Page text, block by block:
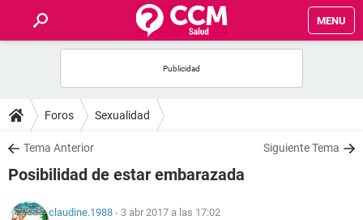
MENU
FOROS
SALUD
Foros Sexualidad
Tema Anterior Siguiente Tema
Posibilidad de estar embarazada
claudine.1988 - 3 abr 2017 a las 17:02